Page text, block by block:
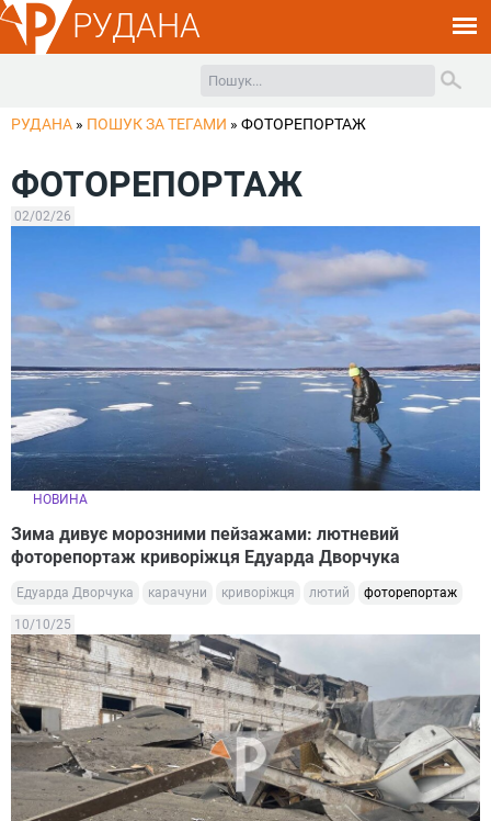
РУДАНА
РУДАНА » ПОШУК ЗА ТЕГАМИ » ФОТОРЕПОРТАЖ
ФОТОРЕПОРТАЖ
02/02/26
НОВИНА
Зима дивує морозними пейзажами: лютневий
фоторепортаж криворіжця Едуарда Дворчука
Едуарда Дворчука карачуни криворіжця лютий фоторепортаж
10/10/25